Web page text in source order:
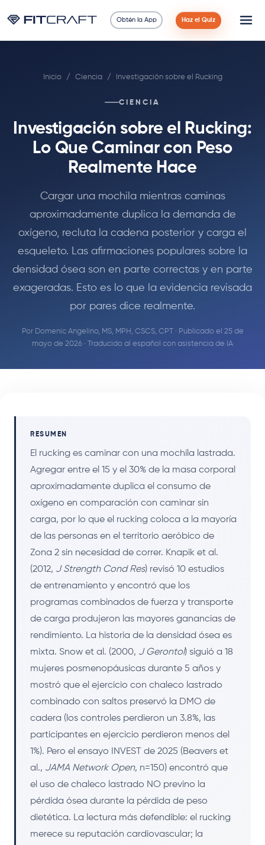
Obtén la App Haz el Quiz
90 Días
Calculadoras
Inicio / Ciencia / Investigación sobre el Rucking
CIENCIA
Investigación sobre el Rucking:
Lo Que Caminar con Peso
Realmente Hace
Cargar una mochila mientras caminas
aproximadamente duplica la demanda de
oxígeno, recluta la cadena posterior y carga el
esqueleto. Las afirmaciones populares sobre la
densidad ósea son en parte correctas y en parte
exageradas. Esto es lo que la evidencia revisada
por pares dice realmente.
Por Domenic Angelino, MS, MPH, CSCS, CPT· Publicado el 25 de
mayo de 2026 · Traducido al español con asistencia de IA
RESUMEN
El rucking es caminar con una mochila lastrada.
Agregar entre el 15 y el 30% de la masa corporal
aproximadamente duplica el consumo de
oxígeno en comparación con caminar sin
carga, por lo que el rucking coloca a la mayoría
de las personas en el territorio aeróbico de
Zona 2 sin necesidad de correr. Knapik et al.
(2012, J Strength Cond Res) revisó 10 estudios
de entrenamiento y encontró que los
programas combinados de fuerza y transporte
de carga produjeron las mayores ganancias de
rendimiento. La historia de la densidad ósea es
mixta. Snow et al. (2000, J Gerontol) siguió a 18
mujeres posmenopáusicas durante 5 años y
mostró que el ejercicio con chaleco lastrado
combinado con saltos preservó la DMO de
cadera (los controles perdieron un 3.8%, las
participantes en ejercicio perdieron menos del
1%). Pero el ensayo INVEST de 2025 (Beavers et
al., JAMA Network Open, n=150) encontró que
el uso de chaleco lastrado NO previno la
pérdida ósea durante la pérdida de peso
dietética. La lectura más defendible: el rucking
merece su reputación cardiovascular; la